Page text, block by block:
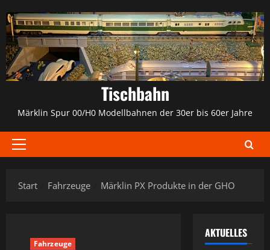
Inhalt
springen
Tischbahn
Märklin Spur 00/H0 Modellbahnen der 30er bis 60er Jahre
Primäres
Start
Fahrzeuge Märklin PX Produkte in der GHO
Fahrzeuge
AKTUELLES